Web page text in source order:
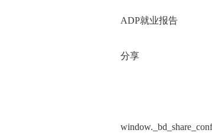
ADP就业报告
分享